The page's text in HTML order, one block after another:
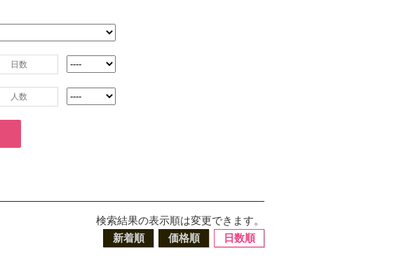
日数
人数
検索結果の表示順は変更できます。
新着順
価格順 日数順